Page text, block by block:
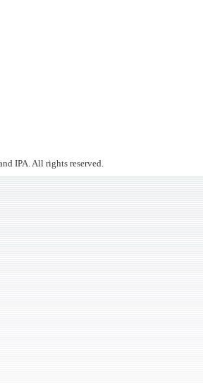
IPA. All rights reserved.